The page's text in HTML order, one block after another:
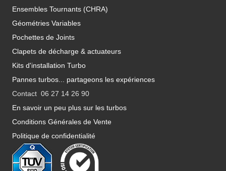
Ensembles Tournants (CHRA)
Géométries Variables
Pochettes de Joints
Clapets de décharge & actuateurs
Kits d'installation Turbo
Pannes turbos... partageons les expériences
Contact 06 27 14 26 90
En savoir un peu plus sur les turbos
Conditions Générales de Vente
Politique de confidentialité